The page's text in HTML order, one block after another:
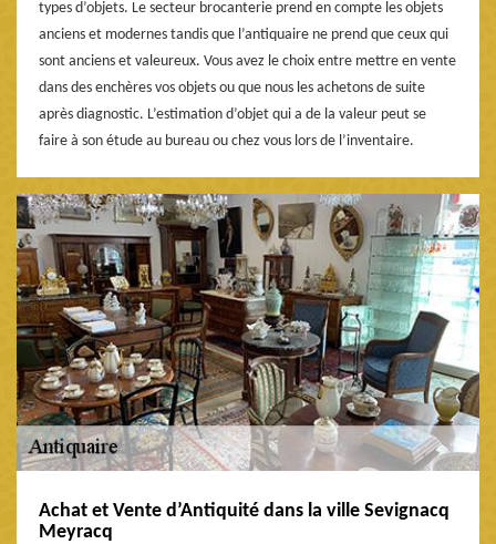
types d’objets. Le secteur brocanterie prend en compte les objets
anciens et modernes tandis que l’antiquaire ne prend que ceux qui
sont anciens et valeureux. Vous avez le choix entre mettre en vente
dans des enchères vos objets ou que nous les achetons de suite
après diagnostic. L’estimation d’objet qui a de la valeur peut se
faire à son étude au bureau ou chez vous lors de l’inventaire.
Achat et Vente d’Antiquité dans la ville Sevignacq
Meyracq